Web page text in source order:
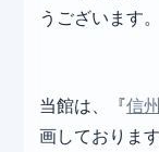
うございます。
当館は、『信
画しております